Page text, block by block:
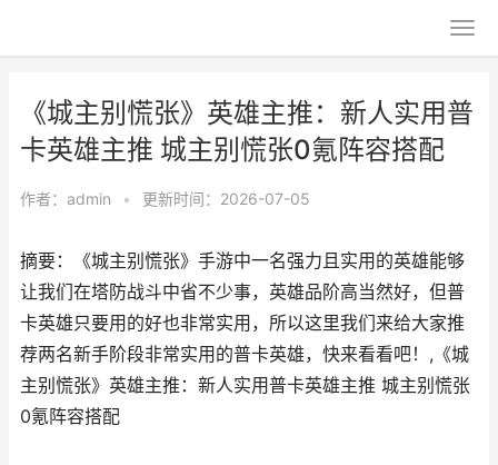
《城主别慌张》英雄主推：新人实用普
卡英雄主推 城主别慌张0氪阵容搭配
作者： admin • 更新时间：2026-07-05
摘要：《城主别慌张》手游中一名强力且实用的英雄能够
让我们在塔防战斗中省不少事，英雄品阶高当然好，但普
卡英雄只要用的好也非常实用，所以这里我们来给大家推
荐两名新手阶段非常实用的普卡英雄，快来看看吧！,《城
主别慌张》英雄主推：新人实用普卡英雄主推 城主别慌张
0氪阵容搭配